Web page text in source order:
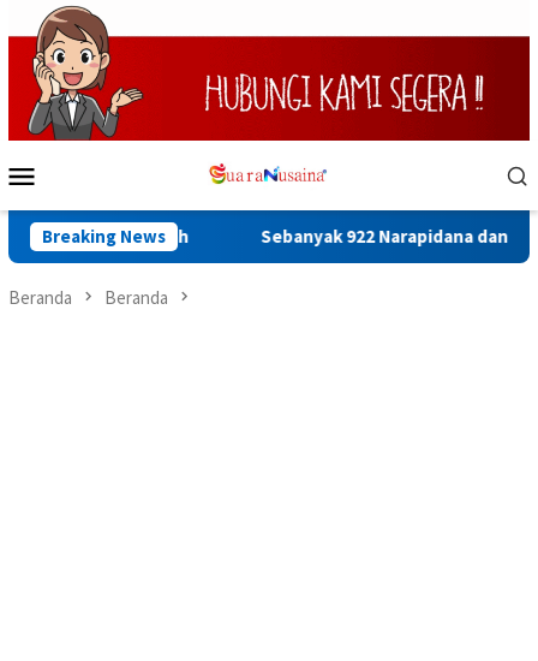
Loncat
ke
konten
Mobile
Breaking News
Arafah Sebanyak 922 Narapidana dan Lima Anak
Beranda Beranda